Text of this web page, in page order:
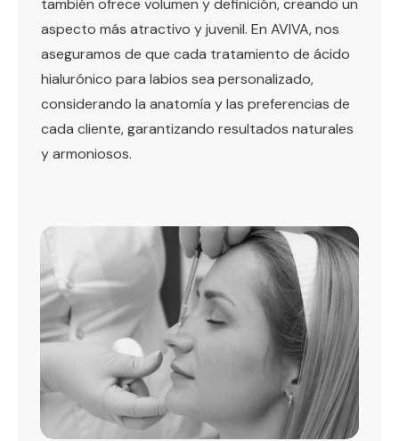
también ofrece volumen y definición, creando un
aspecto más atractivo y juvenil. En AVIVA, nos
aseguramos de que cada tratamiento de ácido
hialurónico para labios sea personalizado,
considerando la anatomía y las preferencias de
cada cliente, garantizando resultados naturales
y armoniosos.